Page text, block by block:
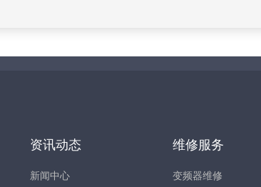
资讯动态
新闻中心
维修服务
变频器维修